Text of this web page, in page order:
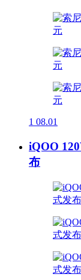
1 08.01
iQOO
布